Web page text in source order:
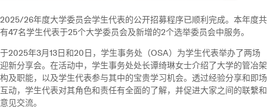
2025/26年度大学委员会学生代表的公开招募程序已顺利完成。本年度共
有47名学生代表于25个大学委员会及新增的2个选举委员会中服务。
于2025年3月13日和20日，学生事务处（OSA）为学生代表举办了两场
迎新分享会。在活动中，学生事务处处长谭绮琳女士介绍了大学的管冶架
构及职能，以及学生代表参与其中的宝贵学习机会。透过经验分享和即场
互动，学生代表对其角色和责任有全面的了解，并促进大家之间的联繫和
意见交流。